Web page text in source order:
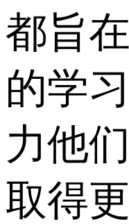
都旨
的学
力他
取得